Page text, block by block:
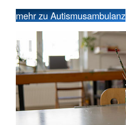
mehr zu Autismusambulanz